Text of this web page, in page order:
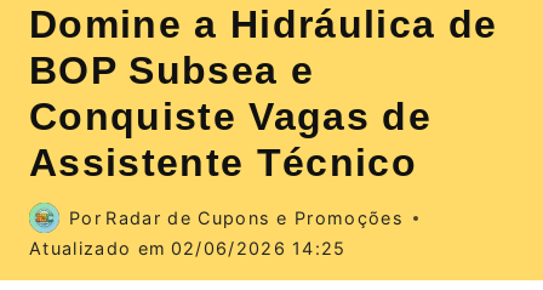
Domine a Hidráulica de
BOP Subsea e
Conquiste Vagas de
Assistente Técnico
Por Radar de Cupons e Promoções
Atualizado em 02/06/2026 14:25